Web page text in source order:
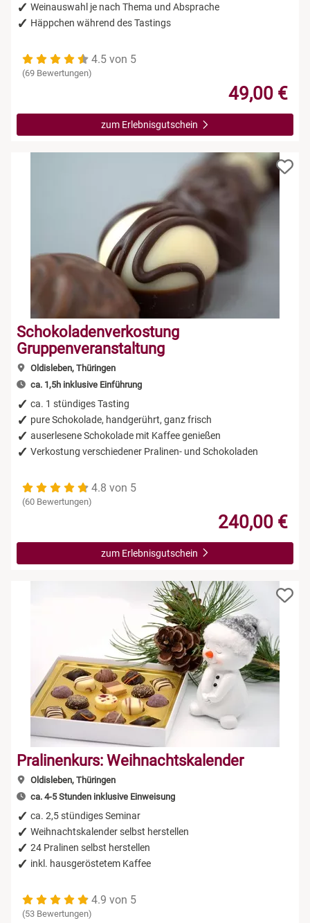
Weinauswahl je nach Thema und Absprache
Häppchen während des Tastings
4.5 von 5
(69 Bewertungen)
49,00 €
zum Erlebnisgutschein
Schokoladenverkostung
Gruppenveranstaltung
Oldisleben, Thüringen
ca. 1,5h inklusive Einführung
ca. 1 stündiges Tasting
pure Schokolade, handgerührt, ganz frisch
auserlesene Schokolade mit Kaffee genießen
Verkostung verschiedener Pralinen- und Schokoladen
4.8 von 5
(60 Bewertungen)
240,00 €
zum Erlebnisgutschein
Pralinenkurs: Weihnachtskalender
Oldisleben, Thüringen
ca. 4-5 Stunden inklusive Einweisung
ca. 2,5 stündiges Seminar
Weihnachtskalender selbst herstellen
24 Pralinen selbst herstellen
inkl. hausgeröstetem Kaffee
4.9 von 5
(53 Bewertungen)